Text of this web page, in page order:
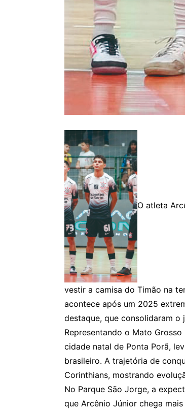
O atleta
vestir a camisa do Timão na
acontece após um 2025
destaque, que consolidaram
Representando o Mato
cidade natal de Ponta Porã,
brasileiro. A trajetória de
Corinthians, mostrando
No Parque São Jorge, a
que Arcênio Júnior chega